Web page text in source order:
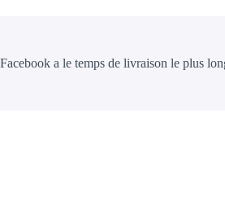
a le temps de livraison le plus